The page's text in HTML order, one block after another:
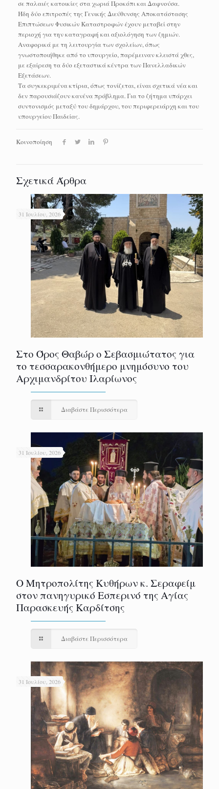
σε παλαιές κατοικίες στα χωριά Προκόπι και Δαφνούσα.
Ήδη δύο επιτροπές της Γενικής Διεύθυνσης Αποκατάστασης
Επιπτώσεων Φυσικών Καταστροφών έχουν μεταβεί στην
περιοχή για την καταγραφή και αξιολόγηση των ζημιών.
Αναφορικά με τη λειτουργία των σχολείων, όπως
γνωστοποιήθηκε από το υπουργείο, παρέμειναν κλειστά χθες,
με εξαίρεση τα δύο εξεταστικά κέντρα των Πανελλαδικών
Εξετάσεων.
Τα συγκεκριμένα κτίρια, όπως τονίζεται, είναι σχετικά νέα και
δεν παρουσιάζουν κανένα πρόβλημα. Για το ζήτημα υπάρχει
συντονισμός μεταξύ του δημάρχου, του περιφερειάρχη και του
υπουργείου Παιδείας.
Κοινοποίηση
Σχετικά Άρθρα
31 Ιουλίου, 2026
Στο Όρος Θαβώρ ο Σεβασμιώτατος για
το τεσσαρακονθήμερο μνημόσυνο του
Αρχιμανδρίτου Ιλαρίωνος
Διαβάστε Περισσότερα
31 Ιουλίου, 2026
Ο Μητροπολίτης Κυθήρων κ. Σεραφείμ
στον πανηγυρικό Εσπερινό της Αγίας
Παρασκευής Καρδίτσης
Διαβάστε Περισσότερα
31 Ιουλίου, 2026